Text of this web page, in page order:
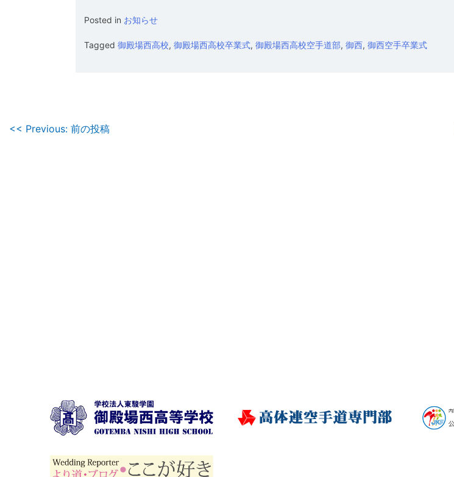
Posted in お知らせ
Tagged 御殿場西高校, 御殿場西高校卒業式, 御殿場西高校空手道部, 御西, 御西空手卒業式
投
<< Previous: 前の投稿